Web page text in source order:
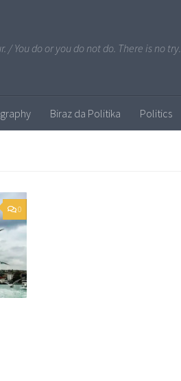
/ You do or you do not do. There is no try.
Biraz da Politika Politics
0